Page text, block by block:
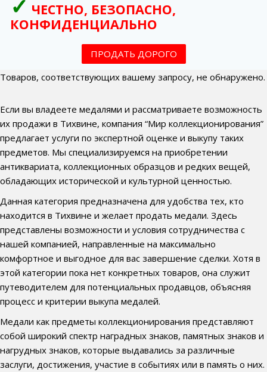
ЧЕСТНО, БЕЗОПАСНО,
КОНФИДЕНЦИАЛЬНО
ПРОДАТЬ ДОРОГО
Товаров, соответствующих вашему запросу, не обнаружено.
Если вы владеете медалями и рассматриваете возможность
их продажи в Тихвине, компания “Мир коллекционирования”
предлагает услуги по экспертной оценке и выкупу таких
предметов. Мы специализируемся на приобретении
антиквариата, коллекционных образцов и редких вещей,
обладающих исторической и культурной ценностью.
Данная категория предназначена для удобства тех, кто
находится в Тихвине и желает продать медали. Здесь
представлены возможности и условия сотрудничества с
нашей компанией, направленные на максимально
комфортное и выгодное для вас завершение сделки. Хотя в
этой категории пока нет конкретных товаров, она служит
путеводителем для потенциальных продавцов, объясняя
процесс и критерии выкупа медалей.
Медали как предметы коллекционирования представляют
собой широкий спектр наградных знаков, памятных знаков и
нагрудных знаков, которые выдавались за различные
заслуги, достижения, участие в событиях или в память о них.